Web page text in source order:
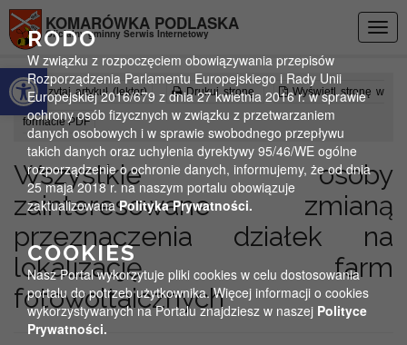
Otwórz pasek narzędzi
KOMARÓWKA PODLASKA
Oficjalny gminny Serwis Internetowy
Czytaj artykuł (lektor) Drukuj stronę Wyświetl stronę w
formacie PDF
Wszystkie osoby
zainteresowane zmianą
przeznaczenia działek na
lokalizację farm
fotowoltaicznych
RODO
W związku z rozpoczęciem obowiązywania przepisów
Rozporządzenia Parlamentu Europejskiego i Rady Unii
Europejskiej 2016/679 z dnia 27 kwietnia 2016 r. w sprawie
ochrony osób fizycznych w związku z przetwarzaniem
danych osobowych i w sprawie swobodnego przepływu
takich danych oraz uchylenia dyrektywy 95/46/WE ogólne
rozporządzenie o ochronie danych, informujemy, że od dnia
25 maja 2018 r. na naszym portalu obowiązuje
zaktualizowanaPolityka Prywatności.
COOKIES
Nasz Portal wykorzytuje pliki cookies w celu dostosowania
portalu do potrzeb użytkownika. Więcej informacji o cookies
wykorzystywanych na Portalu znajdziesz w naszej Polityce
Prywatności.